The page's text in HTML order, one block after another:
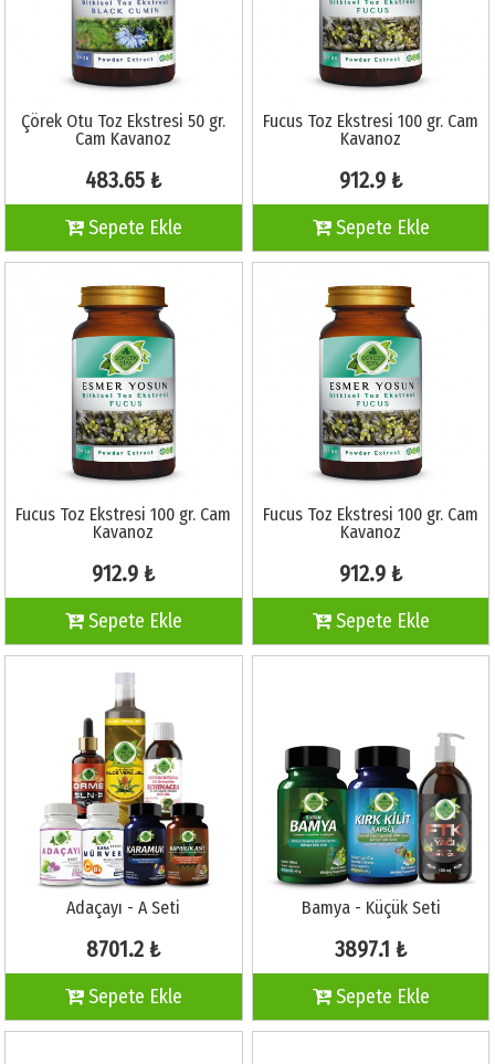
Çörek Otu Toz Ekstresi 50 gr.
Cam Kavanoz
483.65 ₺
Sepete Ekle
Fucus Toz Ekstresi 100 gr. Cam
Kavanoz
912.9 ₺
Sepete Ekle
Fucus Toz Ekstresi 100 gr. Cam
Kavanoz
912.9 ₺
Sepete Ekle
Fucus Toz Ekstresi 100 gr. Cam
Kavanoz
912.9 ₺
Sepete Ekle
Adaçayı - A Seti
8701.2 ₺
Sepete Ekle
Bamya - Küçük Seti
3897.1 ₺
Sepete Ekle